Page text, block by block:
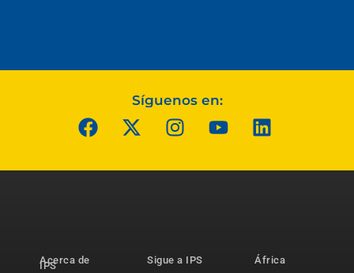
Síguenos en:
Acerca de
IPS
Sigue a IPS
África